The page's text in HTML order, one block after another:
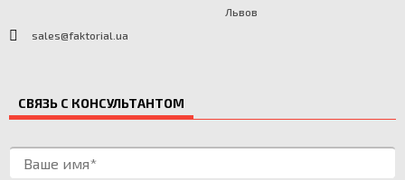
Львов
sales@faktorial.ua
СВЯЗЬ С КОНСУЛЬТАНТОМ